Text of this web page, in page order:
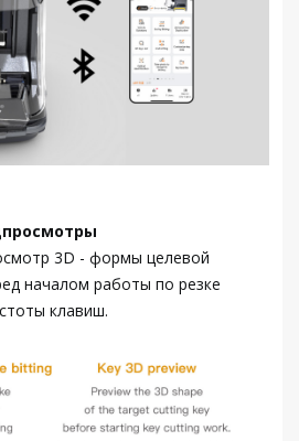
3D - формы целевой
началом работы по резке
клавиш.